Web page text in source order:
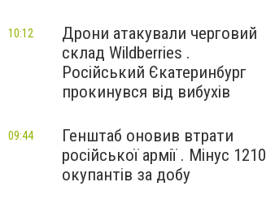
Дрони атакували черговий
склад Wildberries .
Російський Єкатеринбург
прокинувся від вибухів
10:12
Генштаб оновив втрати
російської армії . Мінус 1210
окупантів за добу
09:44